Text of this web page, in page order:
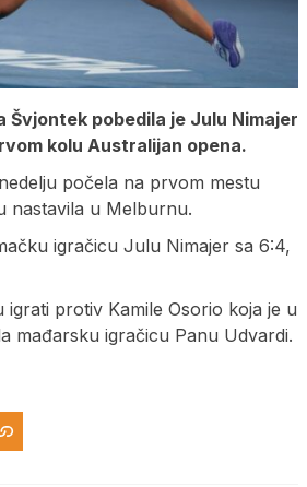
Švjontek pobedila je Julu Nimajer
kolu Australijan opena.
počela na prvom mestu
nastavila u Melburnu.
igračicu Julu Nimajer sa 6:4,
protiv Kamile Osorio koja je u
mađarsku igračicu Panu Udvardi.